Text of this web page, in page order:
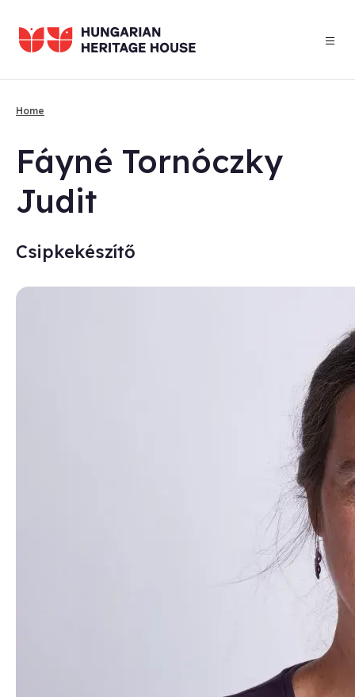
main
content
Home
Fáyné Tornóczky
Ju­dit
Csipkekészítő